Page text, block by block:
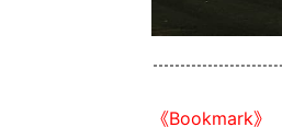
《Bookmark》